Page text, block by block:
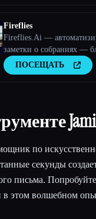
Fireflies
Fireflies.Ai —
заметки о собраниях —
аналитика разговоров
ПОСЕЩАТЬ
по
секунды
письма.
в этом волшебном